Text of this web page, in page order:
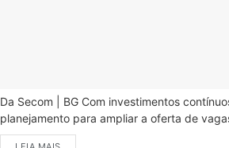
Da Secom | BG Com investimentos
planejamento para ampliar a oferta de